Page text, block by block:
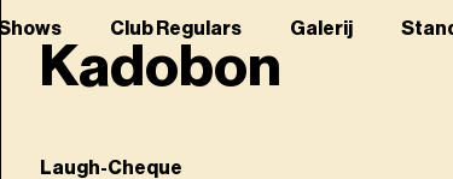
Shows Club Regulars Galerij
Kadobon
Laugh-Cheque